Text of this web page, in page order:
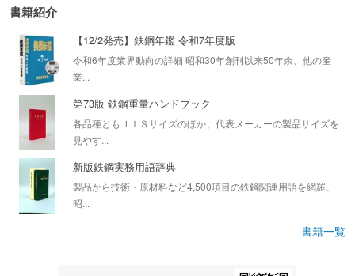
書籍紹介
【12/2発売】鉄鋼年鑑 令和7年度版
令和6年度業界動向の詳細 昭和30年創刊以来50年余、他の産
業...
第73版 鉄鋼重量ハンドブック
各品種ともＪＩＳサイズのほか、代表メーカーの製品サイズを
見やす...
新版鉄鋼実務用語辞典
製品から技術・原材料など4,500項目の鉄鋼関連用語を網羅、
昭...
書籍一覧